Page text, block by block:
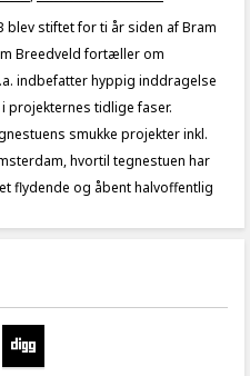
blev stiftet for ti år siden af Bram
Breedveld fortæller om
indbefatter hyppig inddragelse
projekternes tidlige faser.
smukke projekter inkl.
hvortil tegnestuen har
flydende og åbent halvoffentlig